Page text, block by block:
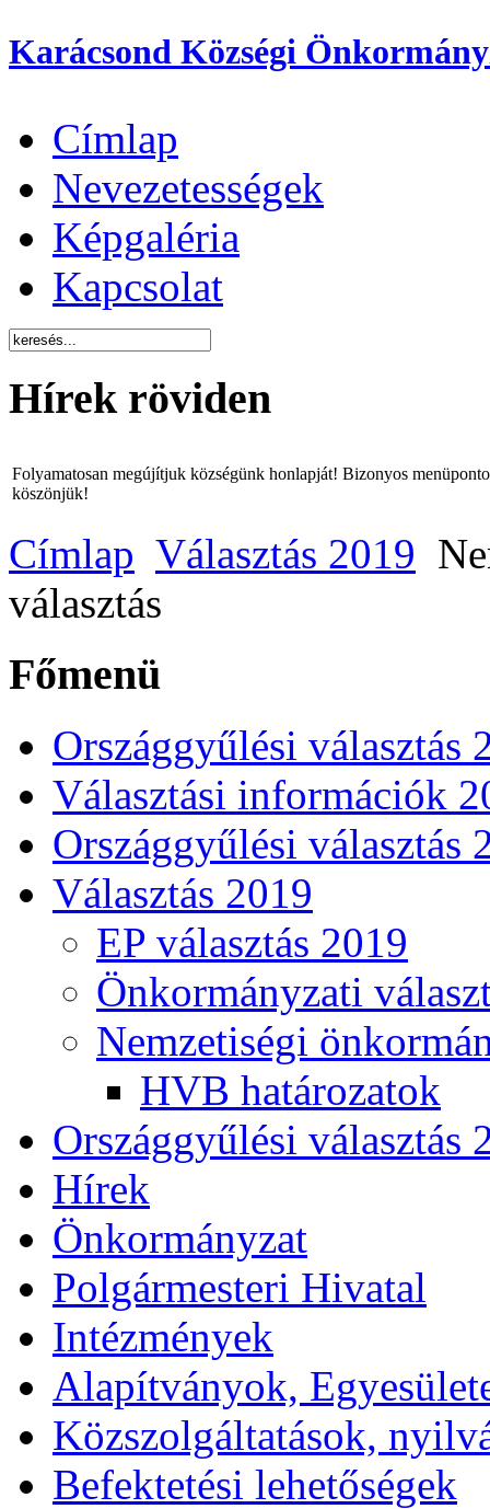
Karácsond Községi
Címlap
Nevezetességek
Képgaléria
Kapcsolat
Hírek röviden
Folyamatosan megújítjuk községünk honlapját! Bizonyos
köszönjük!
Címlap Választás 2019
választás
Főmenü
Országgyűlési választás
Választási információk
Országgyűlési választás
Választás 2019
EP választás 2019
Önkormányzati
Nemzetiségi
HVB határozatok
Országgyűlési választás
Hírek
Önkormányzat
Polgármesteri Hivatal
Intézmények
Alapítványok,
Közszolgáltatások,
Befektetési lehetőségek